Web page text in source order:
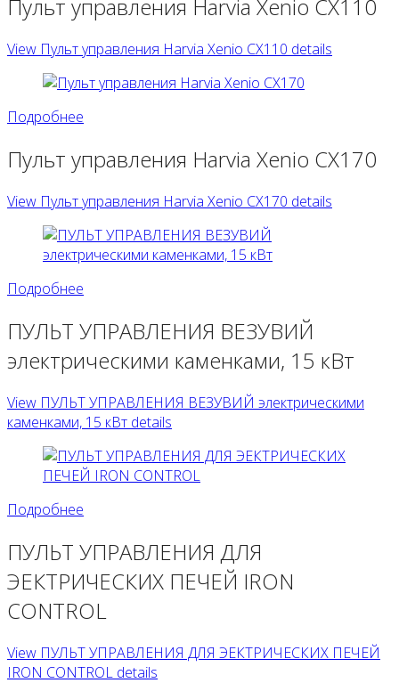
Пульт управления Harvia Xenio CX110
View Пульт управления Harvia Xenio CX110 details
Подробнее
Пульт управления Harvia Xenio CX170
View Пульт управления Harvia Xenio CX170 details
Подробнее
ПУЛЬТ УПРАВЛЕНИЯ ВЕЗУВИЙ
электрическими каменками, 15 кВт
View ПУЛЬТ УПРАВЛЕНИЯ ВЕЗУВИЙ электрическими
каменками, 15 кВт details
Подробнее
ПУЛЬТ УПРАВЛЕНИЯ ДЛЯ
ЭЕКТРИЧЕСКИХ ПЕЧЕЙ IRON
CONTROL
View ПУЛЬТ УПРАВЛЕНИЯ ДЛЯ ЭЕКТРИЧЕСКИХ ПЕЧЕЙ
IRON CONTROL details